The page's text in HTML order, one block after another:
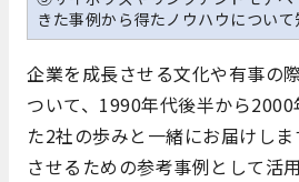
きた事例から得たノウハウについ
企業を成長させる文化や有事の
ついて、1990年代後半から
た2社の歩みと一緒にお届けし
させるための参考事例として活